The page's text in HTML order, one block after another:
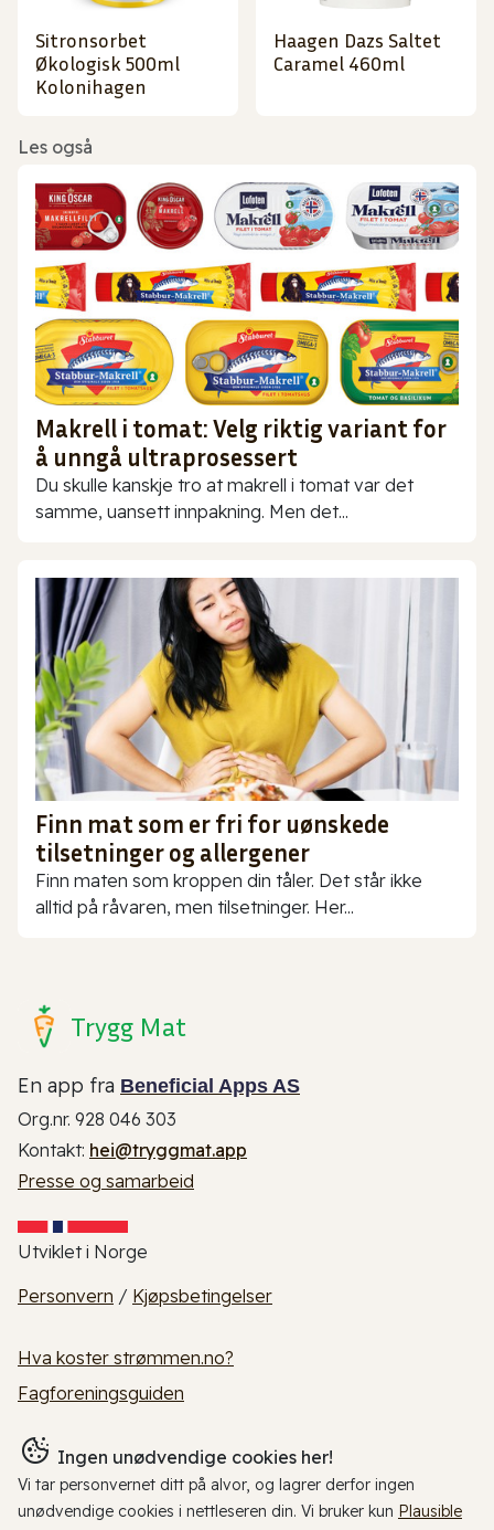
Sitronsorbet
Økologisk 500ml
Kolonihagen
Haagen Dazs Saltet
Caramel 460ml
Les også
Makrell i tomat: Velg riktig variant for
å unngå ultraprosessert
Du skulle kanskje tro at makrell i tomat var det
samme, uansett innpakning. Men det...
Finn mat som er fri for uønskede
tilsetninger og allergener
Finn maten som kroppen din tåler. Det står ikke
alltid på råvaren, men tilsetninger. Her...
Trygg Mat
En app fra Beneficial Apps AS
Org.nr. 928 046 303
Kontakt: hei@tryggmat.app
Presse og samarbeid
Utviklet i Norge
Personvern / Kjøpsbetingelser
Hva koster strømmen.no?
Fagforeningsguiden
Ingen unødvendige cookies her!
Vi tar personvernet ditt på alvor, og lagrer derfor ingen
unødvendige cookies i nettleseren din. Vi bruker kun Plausible